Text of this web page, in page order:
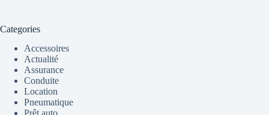
Categories
Accessoires
Actualité
Assurance
Conduite
Location
Pneumatique